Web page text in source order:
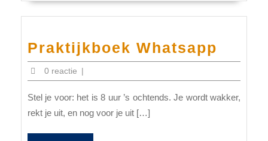
Praktijkboek Whatsapp
0 reactie |
Stel je voor: het is 8 uur ’s ochtends. Je wordt wakker,
rekt je uit, en nog voor je uit […]